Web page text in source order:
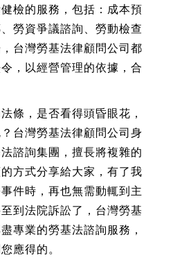
檢的服務，包括：成本預
勞資爭議諮詢、勞動檢查
台灣勞基法律顧問公司都
，以經營管理的依據，合
條，是否看得頭昏眼花，
台灣勞基法律顧問公司身
諮詢集團，擅長將複雜的
方式分享給大家，有了我
件時，再也無需動輒到主
到法院訴訟了，台灣勞基
專業的勞基法諮詢服務，
應得的。